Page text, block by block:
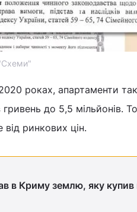
роках, апартаменти
до 5,5 мільйонів.
ринкових цін.
в Криму землю, яку купив